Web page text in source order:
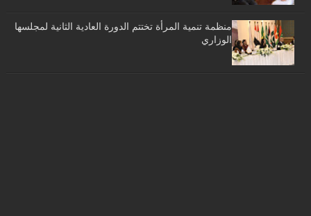
منظمة تنمية المرأة تختتم الدورة العادية الثانية لمجلسها
الوزاري